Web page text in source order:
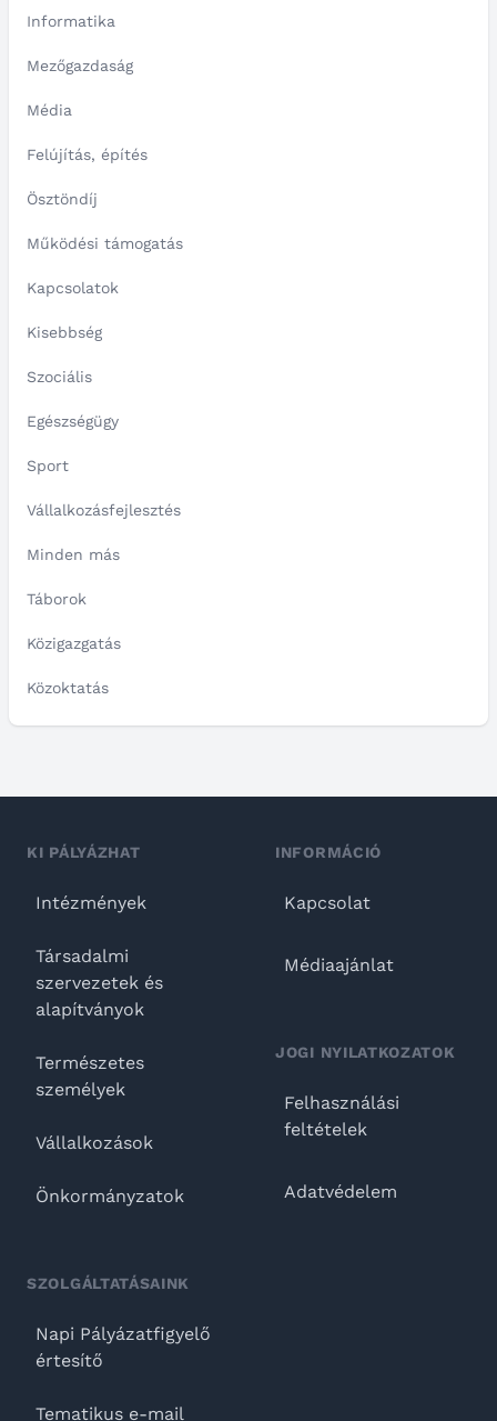
Informatika
Mezőgazdaság
Média
Felújítás, építés
Ösztöndíj
Működési támogatás
Kapcsolatok
Kisebbség
Szociális
Egészségügy
Sport
Vállalkozásfejlesztés
Minden más
Táborok
Közigazgatás
Közoktatás
KI PÁLYÁZHAT
Intézmények
Társadalmi
szervezetek és
alapítványok
Természetes
személyek
Vállalkozások
Önkormányzatok
SZOLGÁLTATÁSAINK
Napi Pályázatfigyelő
értesítő
Tematikus e-mail
INFORMÁCIÓ
Kapcsolat
Médiaajánlat
JOGI NYILATKOZATOK
Felhasználási
feltételek
Adatvédelem